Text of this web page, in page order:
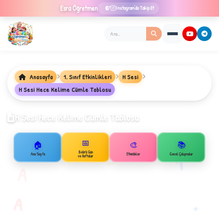
Esra Öğretmen Instagram'da Takip Et
B
✧
Anasayfa 1. Sınıf Etkinlikleri
H Sesi
H Sesi Hece Kelime Cümle Tablosu
H Sesi Hece Kelime Cümle Tablosu
🏠
Ana Sayfa
📅
Belirli Gün
ve Haftalar
🎨
Etkinlikler
📚
Genel Çalışmalar
1